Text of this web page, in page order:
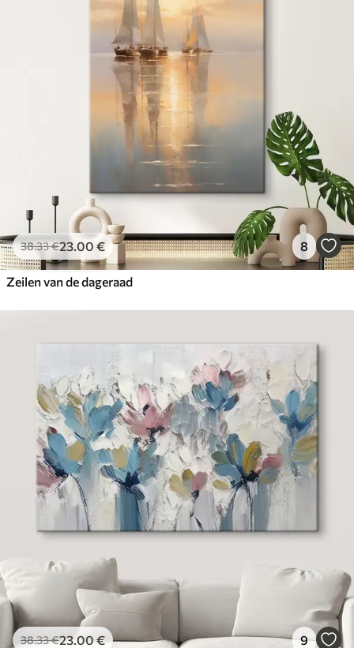
38.33€23.00 € 8
Zeilen van de dageraad
38.33€23.00€ 9